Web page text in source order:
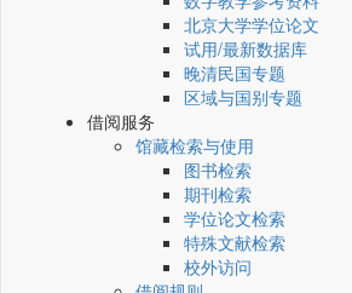
北京大学学位论文
试用/最新数据库
晚清民国专题
区域与国别专题
借阅服务
馆藏检索与使用
图书检索
期刊检索
学位论文检索
特殊文献检索
校外访问